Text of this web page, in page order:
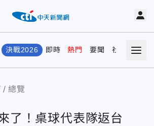
決戰2026 即時 熱門 要聞 社會 娛樂
總覽
了！桌球代表隊返台